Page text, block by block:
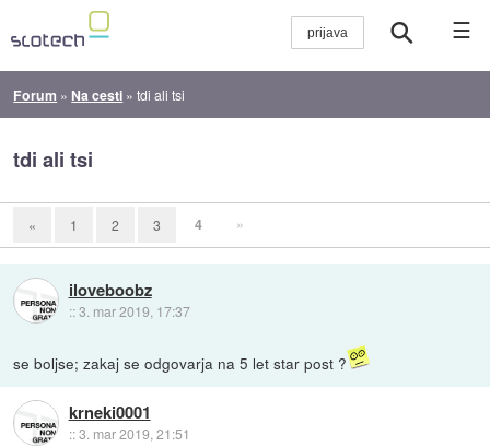
☰
Forum » Na cesti »tdi ali tsi
tdi ali tsi
« 1 2 3 4 »
iloveboobz
::3. mar 2019, 17:37
se boljse; zakaj se odgovarja na 5 let star post ?
krneki0001
::3. mar 2019, 21:51